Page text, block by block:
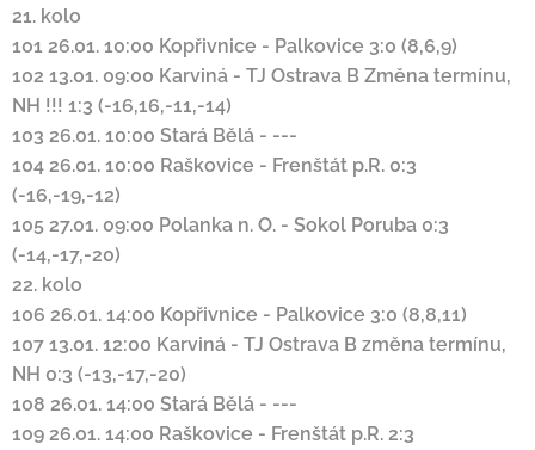
21. kolo
101 26.01. 10:00 Kopřivnice - Palkovice 3:0 (8,6,9)
102 13.01. 09:00 Karviná - TJ Ostrava B Změna termínu,
NH !!! 1:3 (-16,16,-11,-14)
103 26.01. 10:00 Stará Bělá - ---
104 26.01. 10:00 Raškovice - Frenštát p.R. 0:3
(-16,-19,-12)
105 27.01. 09:00 Polanka n. O. - Sokol Poruba 0:3
(-14,-17,-20)
22. kolo
106 26.01. 14:00 Kopřivnice - Palkovice 3:0 (8,8,11)
107 13.01. 12:00 Karviná - TJ Ostrava B změna termínu,
NH 0:3 (-13,-17,-20)
108 26.01. 14:00 Stará Bělá - ---
109 26.01. 14:00 Raškovice - Frenštát p.R. 2:3